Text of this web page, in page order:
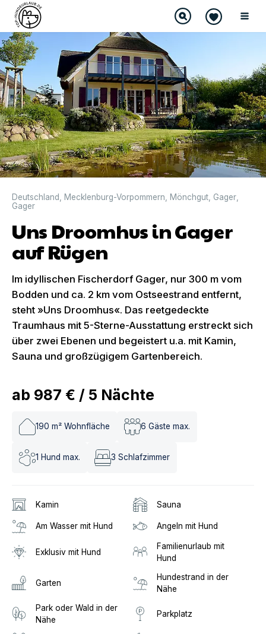
Deutschland Mecklenburg-Vorpommern Mönchgut Gager
Gager
Uns Droomhus in Gager
auf Rügen
Im idyllischen Fischerdorf Gager, nur 300 m vom
Bodden und ca. 2 km vom Ostseestrand entfernt,
steht »Uns Droomhus«. Das reetgedeckte
Traumhaus mit 5-Sterne-Ausstattung erstreckt sich
über zwei Ebenen und begeistert u.a. mit Kamin,
Sauna und großzügigem Gartenbereich.
ab 987 € / 5 Nächte
190 m² Wohnfläche 6 Gäste max.
1 Hund max. 3 Schlafzimmer
Kamin Sauna
Am Wasser mit Hund Angeln mit Hund
Exklusiv mit Hund
Familienurlaub mit
Hund
Garten
Hundestrand in der
Nähe
Park oder Wald in der
Nähe
Parkplatz